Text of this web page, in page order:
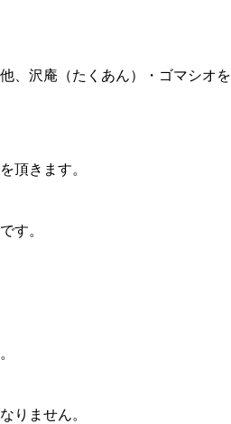
、沢庵（たくあん）・ゴマシオを
頂きます。
す。
りません。